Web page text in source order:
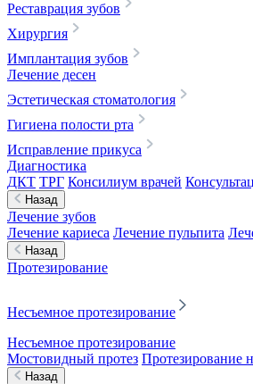
Реставрация зубов
Хирургия
Имплантация зубов
Лечение десен
Эстетическая стоматология
Гигиена полости рта
Исправление прикуса
Диагностика
ДКТ ТРГ Консилиум врачей
Назад
Лечение зубов
Лечение кариеса Лечение пульпита
Назад
Протезирование
Несъемное протезирование
Несъемное протезирование
Мостовидный протез Протезирование
Назад